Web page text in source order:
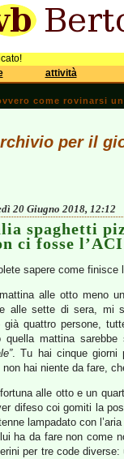
attività
come rovinarsi
per il
20 Giugno 2018, 12:12
spaghetti
ci fosse
sapere come finisce
mattina alle otto meno
alle sette di sera, mi
già quattro persone,
quella mattina
. Tu hai cinque giorni
non hai niente da fare,
alle otto e un
difeso coi gomiti la
lampadato con
ha da fare non come
per tre code